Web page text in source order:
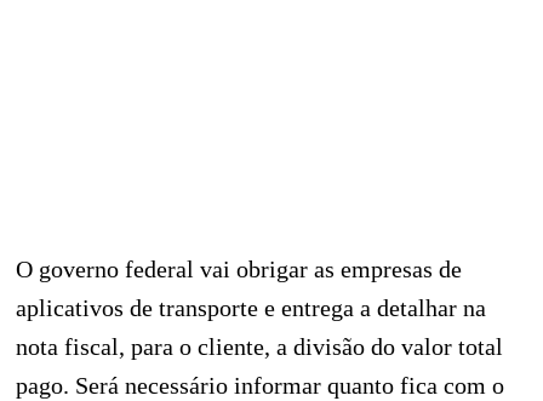
O governo federal vai obrigar as empresas de
aplicativos de transporte e entrega a detalhar na
nota fiscal, para o cliente, a divisão do valor total
pago. Será necessário informar quanto fica com o